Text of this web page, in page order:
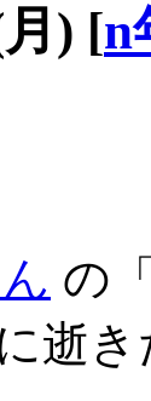
) [n
の
逝